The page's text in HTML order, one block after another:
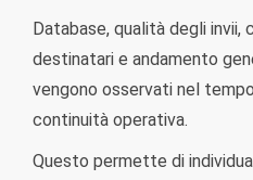
Database, qualità degli
destinatari e andamento
vengono osservati nel
continuità operativa.
Questo permette di